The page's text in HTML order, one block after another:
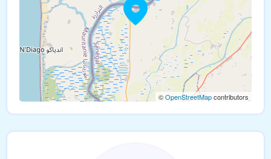
©OpenStreetMapcontributors